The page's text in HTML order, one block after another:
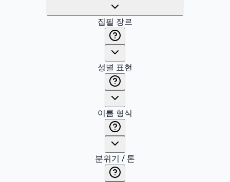
집필 장르
성별 표현
이름 형식
분위기 / 톤